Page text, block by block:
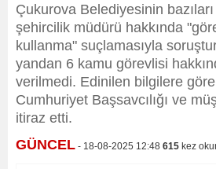
Çukurova Belediyesinin
şehircilik müdürü hakkında
kullanma" suçlamasıyla
yandan 6 kamu görevlisi
verilmedi. Edinilen bilgilere
Cumhuriyet Başsavcılığı ve
itiraz etti.
GÜNCEL - 18-08-2025 12:48 615 kez